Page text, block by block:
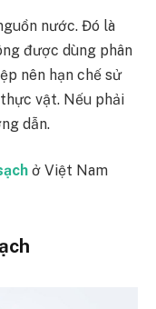
nước. Đó là
được dùng phân
nên hạn chế sử
vật. Nếu phải
dẫn.
ở Việt Nam